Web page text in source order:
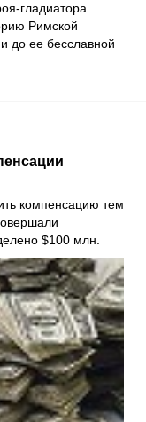
гладиатора
Римской
до ее бесславной
компенсацию тем
$100 млн.